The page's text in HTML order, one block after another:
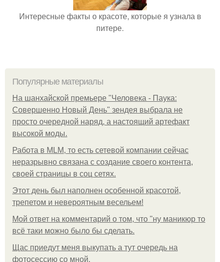
Интересные факты о красоте, которые я узнала в
питере.
Популярные материалы
На шанхайской премьере "Человека - Паука:
Совершенно Новый День" зендея выбрала не
просто очередной наряд, а настоящий артефакт
высокой моды.
Работа в MLM, то есть сетевой компании сейчас
неразрывно связана с создание своего контента,
своей страницы в соц сетях.
Этот день был наполнен особенной красотой,
трепетом и невероятным весельем!
Мой ответ на комментарий о том, что "ну маникюр то
всё таки можно было бы сделать.
Щас приедут меня выкупать а тут очередь на
фотосессию со мной.